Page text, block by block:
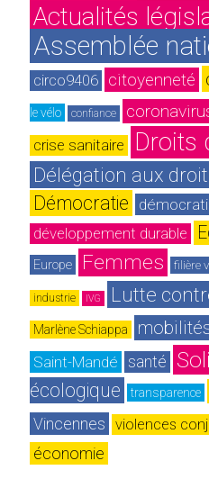
Actualités
Assemblée
circo9406
citoyenneté
le vélo confiance
crise sanitaire Droits
Délégation aux
Démocratie
développement durable
Europe Femmes filière
industrie IVG Lutte
Marlène Schiappa
Saint-Mandé santé
écologique
transparence
Vincennes violences
économie